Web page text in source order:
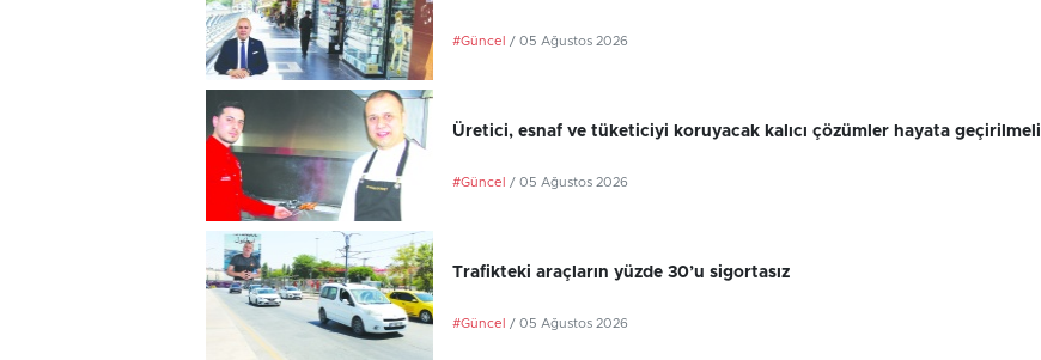
#Güncel / 05 Ağustos 2026
Üretici, esnaf ve tüketiciyi koruyacak kalıcı çözümler hayata geçirilmeli
#Güncel / 05 Ağustos 2026
Trafikteki araçların yüzde 30’u sigortasız
#Güncel / 05 Ağustos 2026